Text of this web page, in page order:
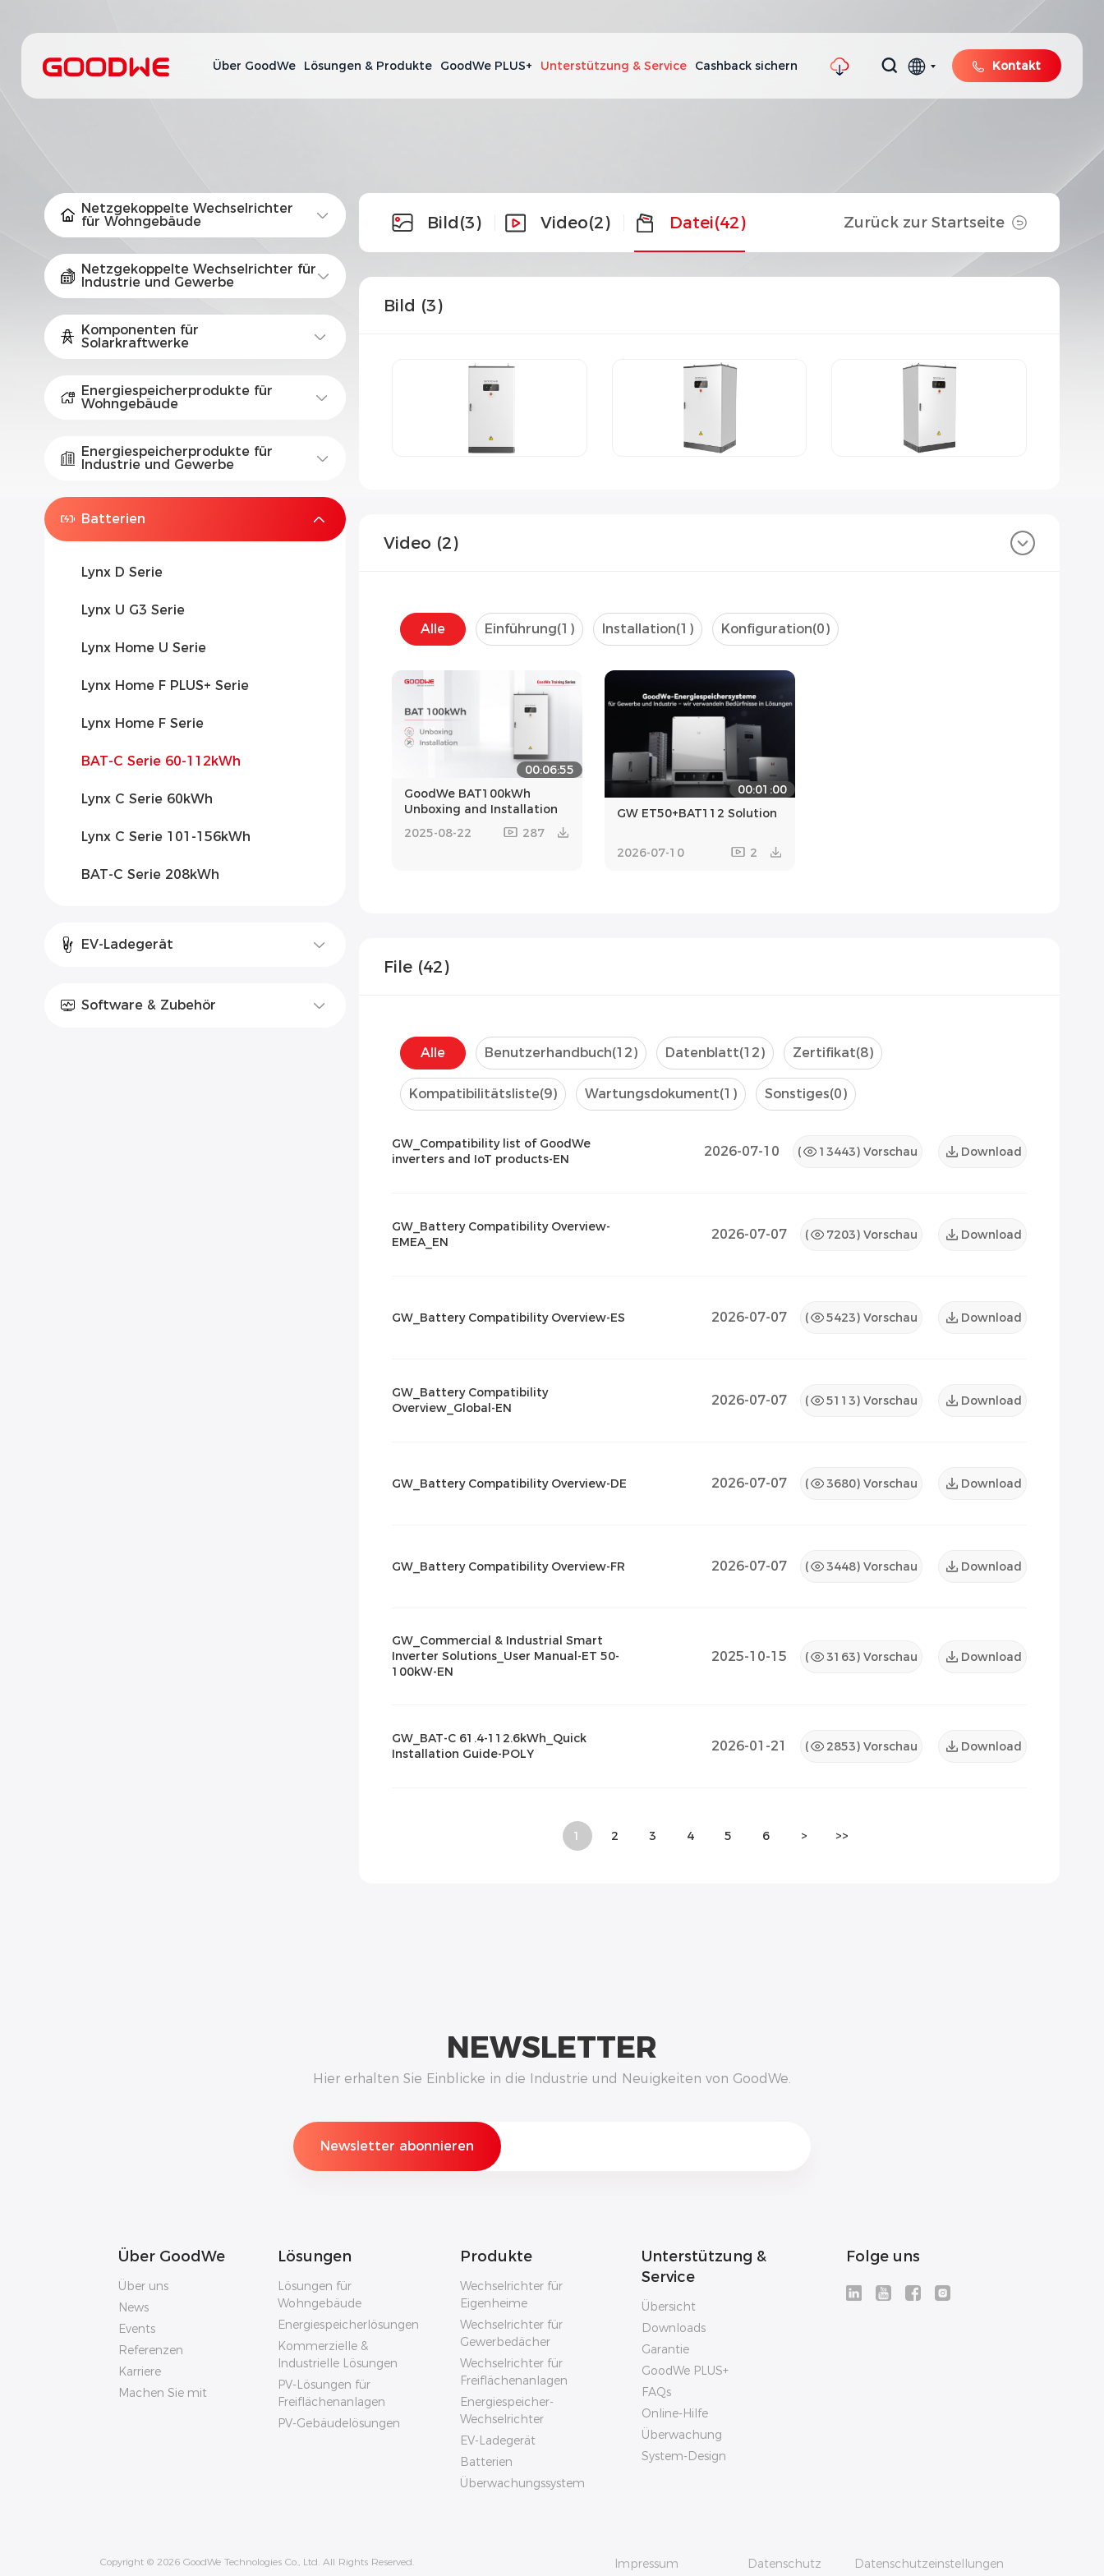
Über GoodWe Lösungen & Produkte GoodWe PLUS+ Unterstützung & Service Cashback sichern Kontakt
Netzgekoppelte Wechselrichter
für Wohngebäude
Netzgekoppelte Wechselrichter für
Industrie und Gewerbe
Komponenten für
Solarkraftwerke
Energiespeicherprodukte für
Wohngebäude
Energiespeicherprodukte für
Industrie und Gewerbe
Batterien
Lynx D Serie
Lynx U G3 Serie
Lynx Home U Serie
Lynx Home F PLUS+ Serie
Lynx Home F Serie
BAT-C Serie 60-112kWh
Lynx C Serie 60kWh
Lynx C Serie 101-156kWh
BAT-C Serie 208kWh
EV-Ladegerät
Software & Zubehör
Bild(3) Video(2) Datei(42) Zurück zur Startseite
Bild (3)
Video (2)
Alle Einführung(1 ) Installation(1 ) Konfiguration(0)
00:06:55
GoodWe BAT100kWh
Unboxing and Installation
2025-08-22
287
00:01:00
GW ET50+BAT112 Solution
2026-07-10 2
File (42)
Alle Benutzerhandbuch(12) Datenblatt(12) Zertifikat(8)
Kompatibilitätsliste(9) Wartungsdokument(1) Sonstiges(0)
GW_Compatibility list of GoodWe
inverters and IoT products-EN
2026-07-10 ( 13443) Vorschau Download
GW_Battery Compatibility Overview-
EMEA_EN
2026-07-07 ( 7203) Vorschau Download
GW_Battery Compatibility Overview-ES 2026-07-07 ( 5423) Vorschau Download
GW_Battery Compatibility
Overview_Global-EN
2026-07-07 ( 5113) Vorschau Download
GW_Battery Compatibility Overview-DE 2026-07-07 ( 3680) Vorschau Download
GW_Battery Compatibility Overview-FR 2026-07-07 ( 3448) Vorschau Download
GW_Commercial & Industrial Smart
Inverter Solutions_User Manual-ET 50-
100kW-EN
2025-10-15 ( 3163) Vorschau Download
GW_BAT-C 61.4-112.6kWh_Quick
Installation Guide-POLY
2026-01-21 ( 2853) Vorschau Download
1 2 3 4 5 6 > >>
NEWSLETTER
Hier erhalten Sie Einblicke in die Industrie und Neuigkeiten von GoodWe.
Über GoodWe
Über uns
News
Events
Referenzen
Karriere
Machen Sie mit
Lösungen
Lösungen für
Wohngebäude
Energiespeicherlösungen
Kommerzielle &
Industrielle Lösungen
PV-Lösungen für
Freiflächenanlagen
PV-Gebäudelösungen
Produkte
Wechselrichter für
Eigenheime
Wechselrichter für
Gewerbedächer
Wechselrichter für
Freiflächenanlagen
Energiespeicher-
Wechselrichter
EV-Ladegerät
Batterien
Überwachungssystem
Unterstützung &
Service
Übersicht
Downloads
Garantie
GoodWe PLUS+
FAQs
Online-Hilfe
Überwachung
System-Design
Folge uns
Copyright © 2026 GoodWe Technologies Co., Ltd. All Rights Reserved. Impressum Datenschutz Datenschutzeinstellungen